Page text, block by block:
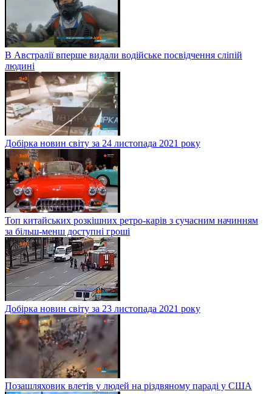
В Австралії вперше видали водійське посвідчення сліпій
людині
Добірка новин світу за 24 листопада 2021 року
Топ китайських розкішних ретро-карів з сучасним начинням
за більш-менш доступні гроші
Добірка новин світу за 23 листопада 2021 року
Позашляховик влетів у людей на різдвяному параді у США